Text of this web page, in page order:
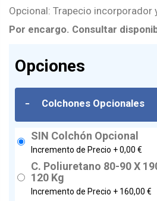
Opcional: Trapecio incorporador
Por encargo. Consultar
Opciones
- Colchones Opcionales
SIN Colchón Opcional
Incremento de Precio +0,00 €
C. Poliuretano 80-90 X
120 Kg
Incremento de Precio + 160,00 €